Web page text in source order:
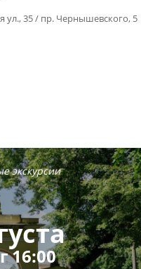
ул., 35 / пр. Чернышевского, 5
экскурсии
16:00